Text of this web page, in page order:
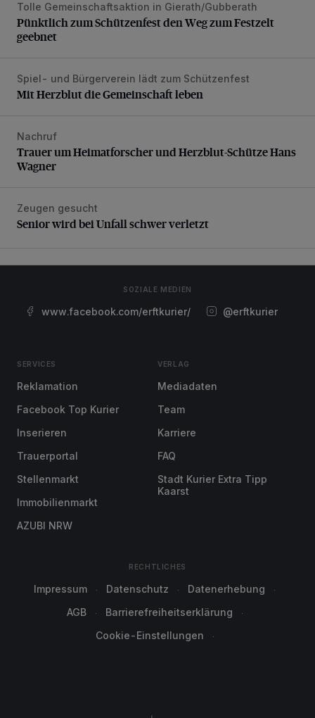
Pünktlich zum Schützenfest den Weg zum Festzelt
Tolle Gemeinschaftsaktion in Gierath/Gubberath
Pünktlich zum Schützenfest den Weg zum Festzelt
geebnet
Mit Herzblut die Gemeinschaft leben
Spiel- und Bürgerverein lädt zum Schützenfest
Mit Herzblut die Gemeinschaft leben
Trauer um Heimatforscher und Herzblut-Schütze Hans
Nachruf
Trauer um Heimatforscher und Herzblut-Schütze Hans
Wagner
Senior wird bei Unfall schwer verletzt
Zeugen gesucht
Senior wird bei Unfall schwer verletzt
SOZIALE MEDIEN
www.facebook.com/erftkurier/ @erftkurier
SERVICES
Reklamation
Facebook Top Kurier
Inserieren
Trauerportal
Stellenmarkt
Immobilienmarkt
AZUBI NRW
VERLAG
Mediadaten
Team
Karriere
FAQ
Stadt Kurier Extra Tipp
Kaarst
RECHTLICHES
Impressum Datenschutz
Datenerhebung
AGB
Barrierefreiheitserklärung
Cookie-Einstellungen